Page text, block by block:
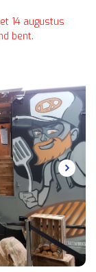
14 augustus
bent.
rekening
gebruikelijk.
passie en
bedrijfsfeest,
alles wat u
LX-
van